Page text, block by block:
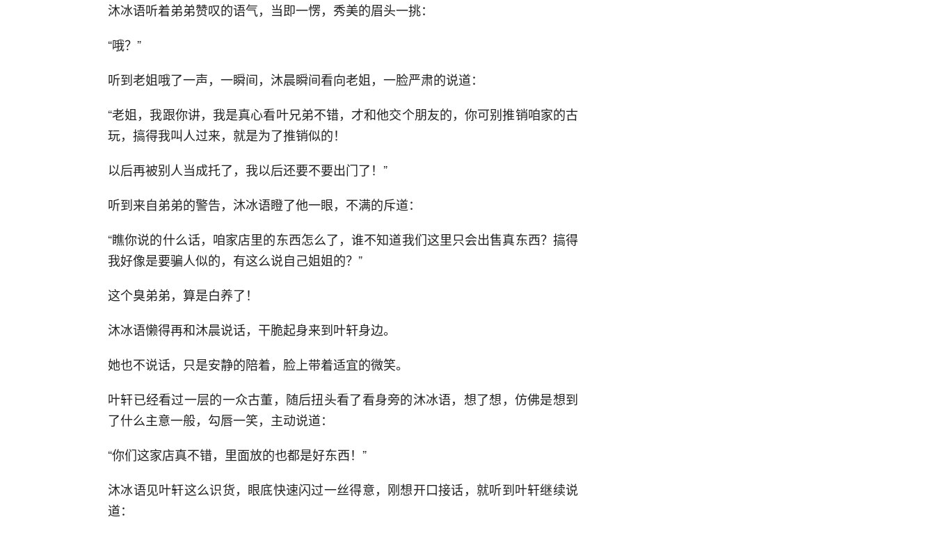
沐冰语听着弟弟赞叹的语气，当即一愣，秀美的眉头一挑：
“哦？”
听到老姐哦了一声，一瞬间，沐晨瞬间看向老姐，一脸严肃的说道：
“老姐，我跟你讲，我是真心看叶兄弟不错，才和他交个朋友的，你可别推销咱家的古
玩，搞得我叫人过来，就是为了推销似的！
以后再被别人当成托了，我以后还要不要出门了！”
听到来自弟弟的警告，沐冰语瞪了他一眼，不满的斥道：
“瞧你说的什么话，咱家店里的东西怎么了，谁不知道我们这里只会出售真东西？搞得
我好像是要骗人似的，有这么说自己姐姐的？”
这个臭弟弟，算是白养了！
沐冰语懒得再和沐晨说话，干脆起身来到叶轩身边。
她也不说话，只是安静的陪着，脸上带着适宜的微笑。
叶轩已经看过一层的一众古董，随后扭头看了看身旁的沐冰语，想了想，仿佛是想到
了什么主意一般，勾唇一笑，主动说道：
“你们这家店真不错，里面放的也都是好东西！”
沐冰语见叶轩这么识货，眼底快速闪过一丝得意，刚想开口接话，就听到叶轩继续说
道：